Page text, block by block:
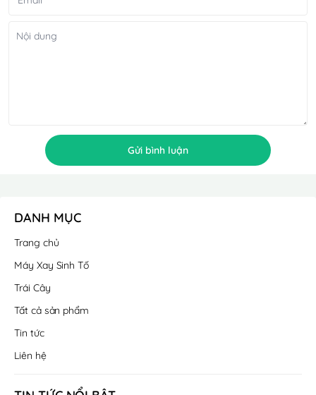
Gửi bình luận
DANH MỤC
Trang chủ
Máy Xay Sinh Tố
Trái Cây
Tất cả sản phẩm
Tin tức
Liên hệ